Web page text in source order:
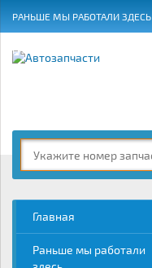
РАНЬШЕ МЫ РАБОТАЛИ ЗДЕСЬ
ГРАФИК РАБОТЫ
Главная
Раньше мы работали